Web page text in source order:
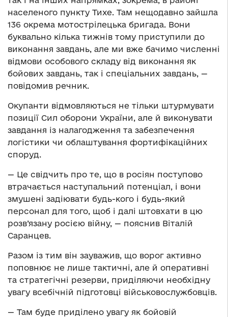
населеного пункту Тихе. Там нещодавно зайшла
136 окрема мотострілецька бригада. Вони
буквально кілька тижнів тому приступили до
виконання завдань, але ми вже бачимо численні
відмови особового складу від виконання як
бойових завдань, так і спеціальних завдань, —
повідомив речник.
Окупанти відмовляються не тільки штурмувати
позиції Сил оборони України, але й виконувати
завдання із налагодження та забезпечення
логістики чи облаштування фортифікаційних
споруд.
— Це свідчить про те, що в росіян поступово
втрачається наступальний потенціал, і вони
змушені задіювати будь-кого і будь-який
персонал для того, щоб і далі штовхати в цю
розв’язану росією війну, — пояснив Віталій
Саранцев.
Разом із тим він зауважив, що ворог активно
поповнює не лише тактичні, але й оперативні
та стратегічні резерви, приділяючи необхідну
увагу всебічній підготовці військовослужбовців.
— Там буде приділено увагу як бойовій